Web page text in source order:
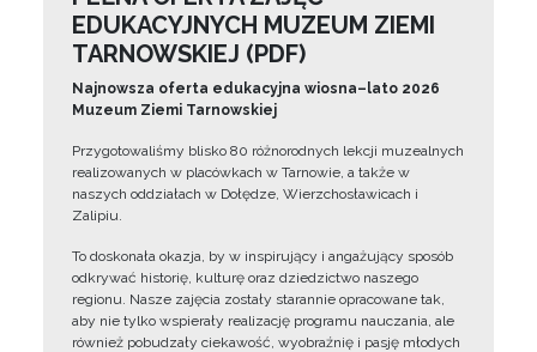
EDUKACYJNYCH MUZEUM ZIEMI
TARNOWSKIEJ (PDF)
Najnowsza oferta edukacyjna wiosna–lato 2026
Muzeum Ziemi Tarnowskiej
Przygotowaliśmy blisko 80 różnorodnych lekcji muzealnych
realizowanych w placówkach w Tarnowie, a także w
naszych oddziałach w Dołędze, Wierzchosławicach i
Zalipiu.
To doskonała okazja, by w inspirujący i angażujący sposób
odkrywać historię, kulturę oraz dziedzictwo naszego
regionu. Nasze zajęcia zostały starannie opracowane tak,
aby nie tylko wspierały realizację programu nauczania, ale
również pobudzały ciekawość, wyobraźnię i pasję młodych